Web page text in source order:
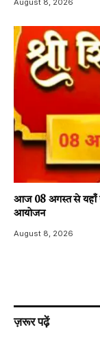
August 8, 2026
आज 08 अगस्त से यहाँ
आयोजन
August 8, 2026
ज़रूर पढ़ें